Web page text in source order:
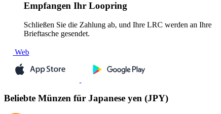
Empfangen Ihr Loopring
Schließen Sie die Zahlung ab, und Ihre LRC werden an Ihre
Brieftasche gesendet.
Web
Beliebte Münzen für Japanese yen (JPY)